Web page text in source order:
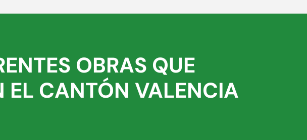
OBRAS QUE
EL CANTÓN VALENCIA